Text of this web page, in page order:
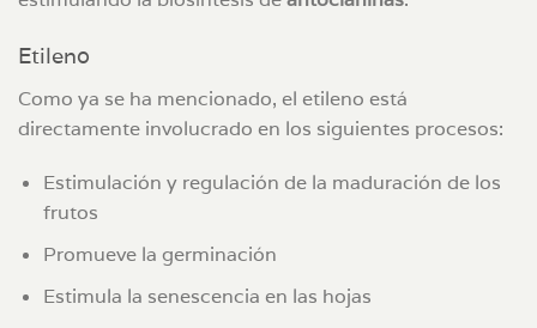
Etileno
Como ya se ha mencionado, el etileno está
directamente involucrado en los siguientes procesos:
Estimulación y regulación de la maduración de los
frutos
Promueve la germinación
Estimula la senescencia en las hojas